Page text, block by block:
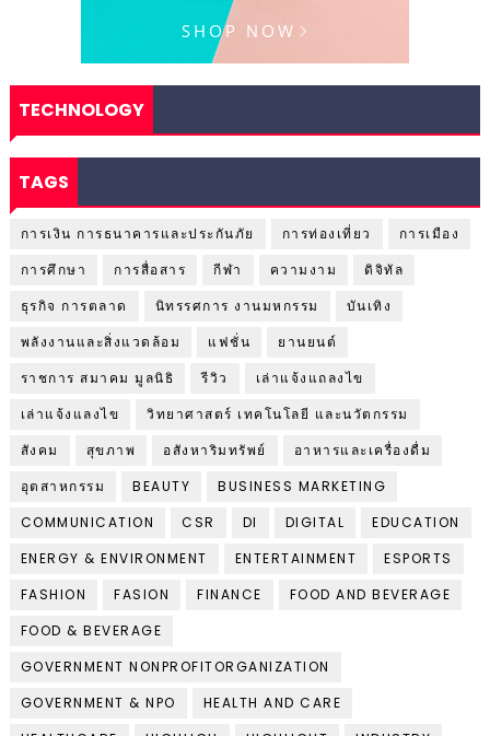
TECHNOLOGY
TAGS
การเงิน การธนาคารและประกันภัย การท่องเที่ยว
การเมือง
การศึกษา
การสื่อสาร กีฬา ความงาม
ดิจิทัล
ธุรกิจ การตลาด
นิทรรศการ งานมหกรรม
บันเทิง
พลังงานและสิ่งแวดล้อม
แฟชั่น
ยานยนต์
ราชการ สมาคม มูลนิธิ
รีวิว
เล่าแจ้งแถลงไข
เล่าแจ้งแลงไข
วิทยาศาสตร์ เทคโนโลยี และนวัตกรรม
สังคม
สุขภาพ อสังหาริมทรัพย์
อาหารและเครื่องดื่ม
อุตสาหกรรม
BEAUTY
BUSINESS MARKETING
COMMUNICATION
CSR DI DIGITAL
EDUCATION
ENERGY & ENVIRONMENT
ENTERTAINMENT
ESPORTS
FASHION
FASION FINANCE
FOOD AND BEVERAGE
FOOD & BEVERAGE
GOVERNMENT NONPROFITORGANIZATION
GOVERNMENT & NPO
HEALTH AND CARE